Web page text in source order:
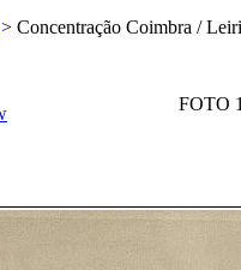
> Concentração Coimbra /
FOTO